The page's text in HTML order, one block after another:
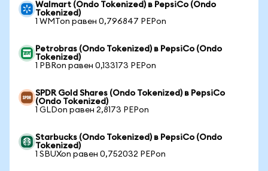
Walmart (Ondo Tokenized) в PepsiCo (Ondo
Tokenized)
1 WMTon равен 0,796847 PEPon
Petrobras (Ondo Tokenized) в PepsiCo (Ondo
Tokenized)
1 PBRon равен 0,133173 PEPon
SPDR Gold Shares (Ondo Tokenized) в PepsiCo
(Ondo Tokenized)
1 GLDon равен 2,8173 PEPon
Starbucks (Ondo Tokenized) в PepsiCo (Ondo
Tokenized)
1 SBUXon равен 0,752032 PEPon